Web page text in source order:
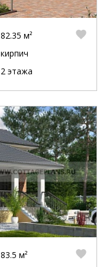
82.35 м²
кирпич
2 этажа
83.5 м²